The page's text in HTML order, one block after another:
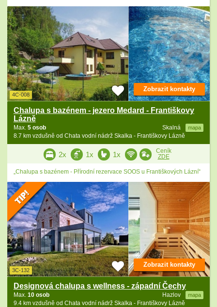
4C-008
Chalupa s bazénem - jezero Medard - Františkovy
Lázně
Skalná mapa
Max. 5 osob
8.7 km vzdušně od Chata vodní nádrž Skalka - Františkovy Lázně
Zobrazit kontakty
2x 1x 1x
Ceník
ZDE
„Chalupa s bazénem - Přírodní rezervace SOOS u Františkových Lázní“
3C-132
Designová chalupa s wellness - západní Čechy
Hazlov mapa
Max. 10 osob
9.4 km vzdušně od Chata vodní nádrž Skalka - Františkovy Lázně
Zobrazit kontakty